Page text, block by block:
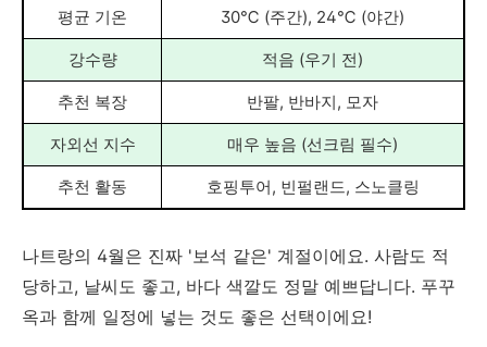
평균 기온 30℃ (주간), 24℃ (야간)
강수량 적음 (우기 전)
추천 복장 반팔, 반바지, 모자
자외선 지수 매우 높음 (선크림 필수)
추천 활동 호핑투어, 빈펄랜드, 스노클링
나트랑의 4월은 진짜 '보석 같은' 계절이에요. 사람도 적
당하고, 날씨도 좋고, 바다 색깔도 정말 예쁘답니다. 푸꾸
옥과 함께 일정에 넣는 것도 좋은 선택이에요!